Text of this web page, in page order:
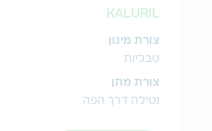
KALURIL
צורת מינון
טבליות
צורת מתן
נטילה דרך הפה